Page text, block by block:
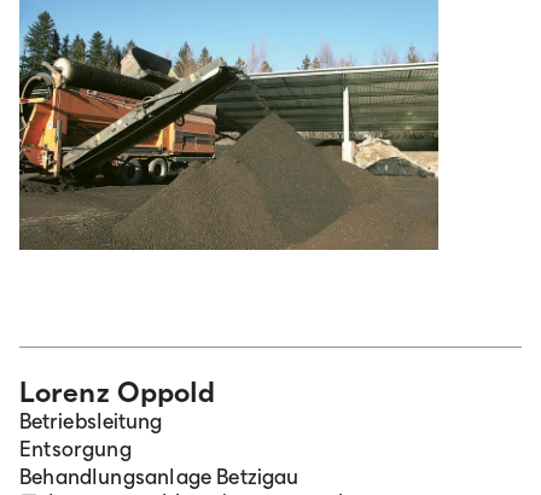
Lorenz Oppold
Betriebsleitung
Entsorgung
Behandlungsanlage Betzigau